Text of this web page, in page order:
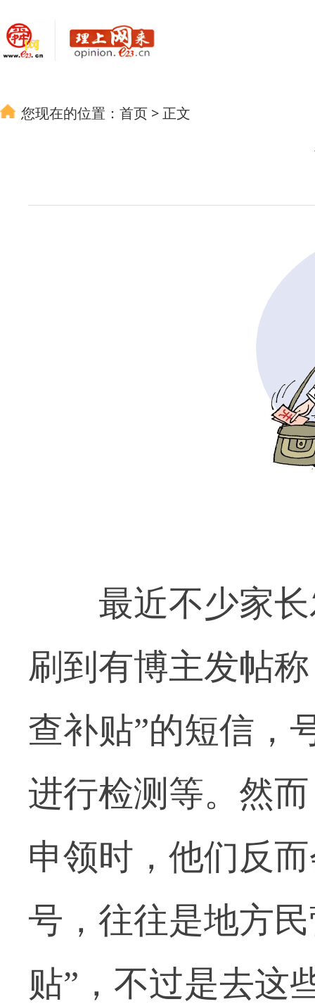
您现在的位置： 首页 > 正文
最近不少家长
刷到有博主发帖
查补贴”的短信，
进行检测等。然
申领时，他们反
号，往往是地方
贴”，不过是去这